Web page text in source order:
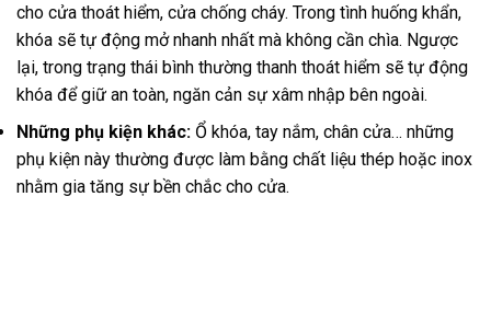
cho cửa thoát hiểm, cửa chống cháy. Trong tình huống khẩn,
khóa sẽ tự động mở nhanh nhất mà không cần chìa. Ngược
lại, trong trạng thái bình thường thanh thoát hiểm sẽ tự động
khóa để giữ an toàn, ngăn cản sự xâm nhập bên ngoài.
Những phụ kiện khác: Ổ khóa, tay nắm, chân cửa… những
phụ kiện này thường được làm bằng chất liệu thép hoặc inox
nhằm gia tăng sự bền chắc cho cửa.